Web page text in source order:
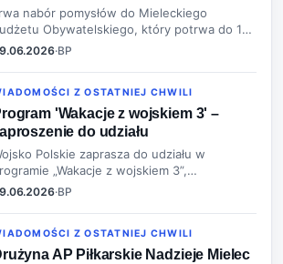
nabór pomysłów do Mieleckiego
Obywatelskiego, który potrwa do 15
Mieszkańcy mogą zgłaszać projekty
·BP
Z OSTATNIEJ CHWILI
'Wakacje z wojskiem 3' –
do udziału
Polskie zaprasza do udziału w
„Wakacje z wojskiem 3”,
do młodych osób pragnących
·BP
Z OSTATNIEJ CHWILI
AP Piłkarskie Nadzieje Mielec